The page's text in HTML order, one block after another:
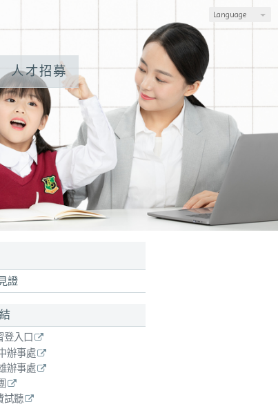
Language
人才招募
證
登入口
辦事處
辦事處
試聽
位學習體驗 請來電：0907-710-800。